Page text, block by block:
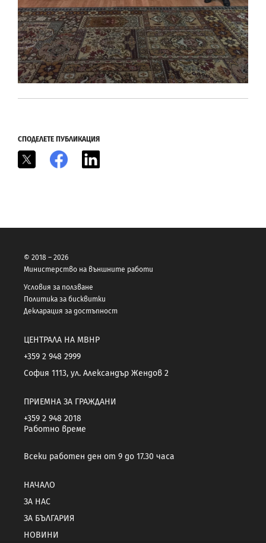
СПОДЕЛЕТЕ ПУБЛИКАЦИЯ
Facebook
© 2018 – 2026
Министерство на външните работи
Условия за ползване
Политика за бисквитки
Декларация за достъпност
ЦЕНТРАЛА НА МВНР
+359 2 948 2999
София 1113, ул. Александър Жендов 2
ПРИЕМНА ЗА ГРАЖДАНИ
+359 2 948 2018
Работно време
Всеки работен ден от 9 до 17.30 часа
НАЧАЛО
ЗА НАС
ЗА БЪЛГАРИЯ
НОВИНИ